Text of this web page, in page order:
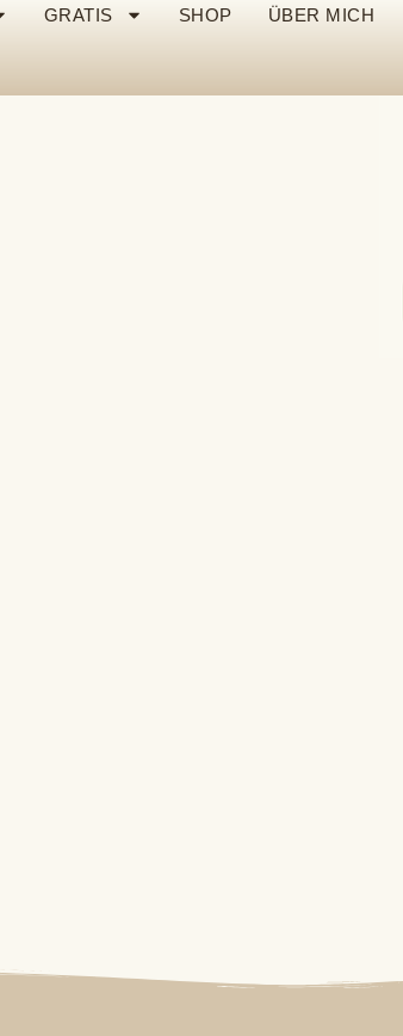
GRATIS SHOP ÜBER MICH